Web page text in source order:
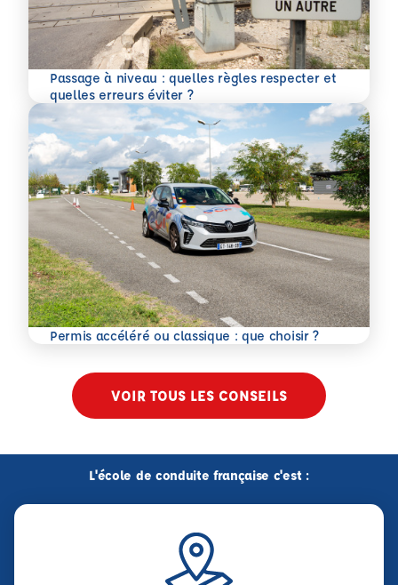
Passage à niveau : quelles règles respecter et
quelles erreurs éviter ?
En savoir plus
Permis accéléré ou classique : que choisir ?
En savoir plus
VOIR TOUS LES CONSEILS
L'école de conduite française c'est :